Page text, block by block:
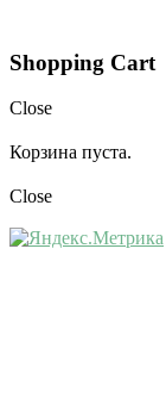
Shopping Cart
Close
Корзина пуста.
Close